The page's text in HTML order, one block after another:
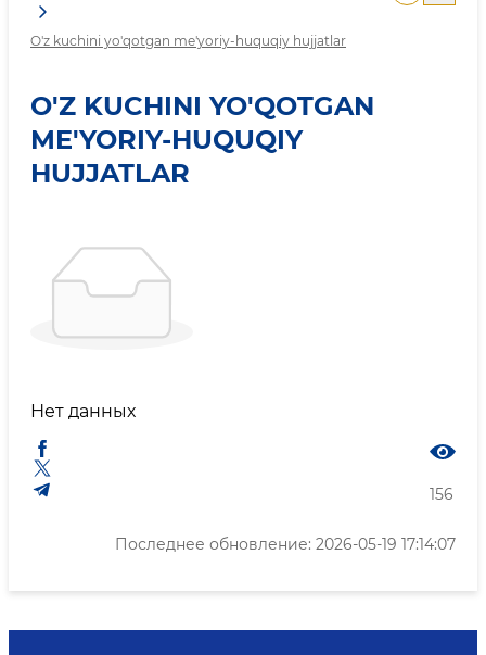
O'z kuchini yo'qotgan me'yoriy-huquqiy hujjatlar
O'Z KUCHINI YO'QOTGAN
ME'YORIY-HUQUQIY
HUJJATLAR
Нет данных
156
Последнее обновление: 2026-05-19 17:14:07